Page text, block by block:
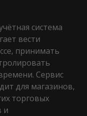
система
вести
принимать
Сервис
для магазинов,
торговых
и